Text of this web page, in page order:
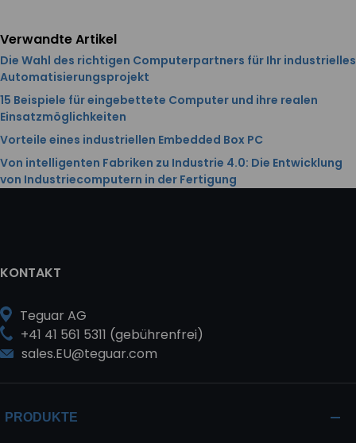
Verwandte Artikel
Die Wahl des richtigen Computerpartners für Ihr industrielles
Automatisierungsprojekt
15 Beispiele für eingebettete Computer und ihre realen
Einsatzmöglichkeiten
Vorteile eines industriellen Embedded Box PC
Von intelligenten Fabriken zu Industrie 4.0: Die Entwicklung
von Industriecomputern in der Fertigung
KONTAKT
Teguar AG
+41 41 561 5311 (gebührenfrei)
sales.EU@teguar.com
PRODUKTE